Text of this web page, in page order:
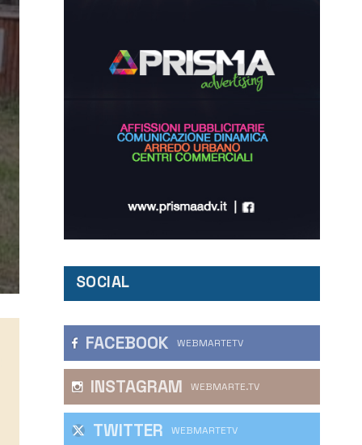
SOCIAL
FACEBOOK WEBMARTETV
INSTAGRAM WEBMARTE.TV
TWITTER WEBMARTETV